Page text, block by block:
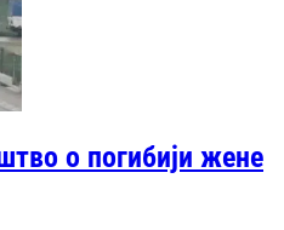
о погибији жене